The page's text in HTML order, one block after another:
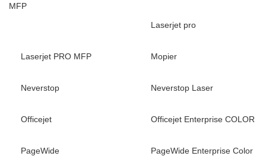
MFP
Laserjet pro
Laserjet PRO MFP Mopier
Neverstop Neverstop Laser
Officejet Officejet Enterprise COLOR
PageWide PageWide Enterprise Color